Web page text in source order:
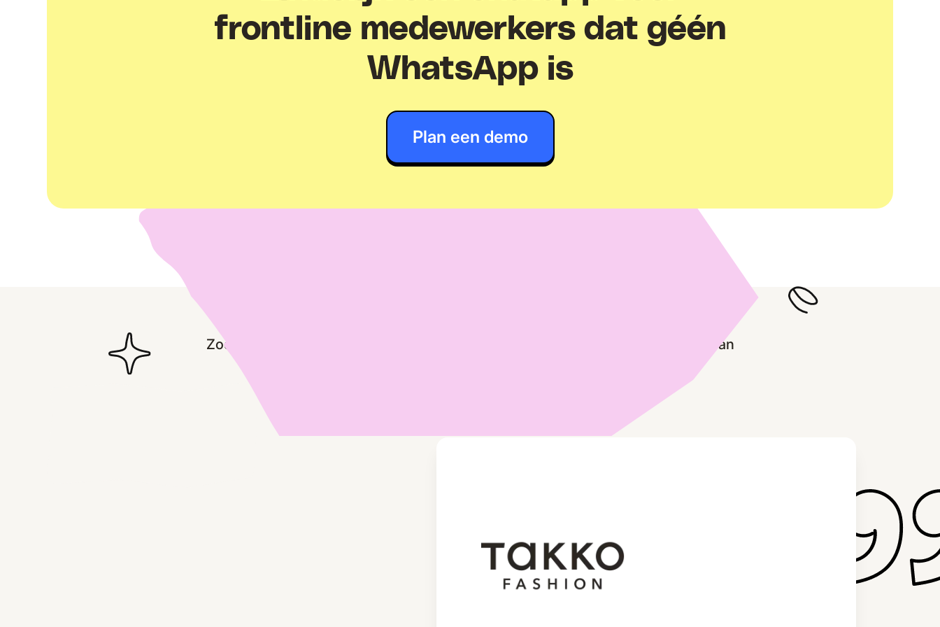
frontline medewerkers dat géén
WhatsApp is
Plan een demo
Zodra ze overstappen, vragen klanten zich af hoe ze ooit zonder deze manier van